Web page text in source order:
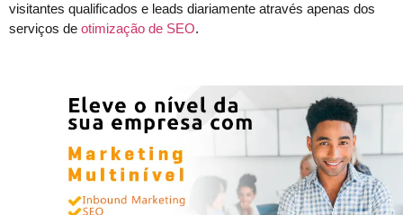
visitantes qualificados e leads diariamente através apenas dos
serviços de otimização de SEO.